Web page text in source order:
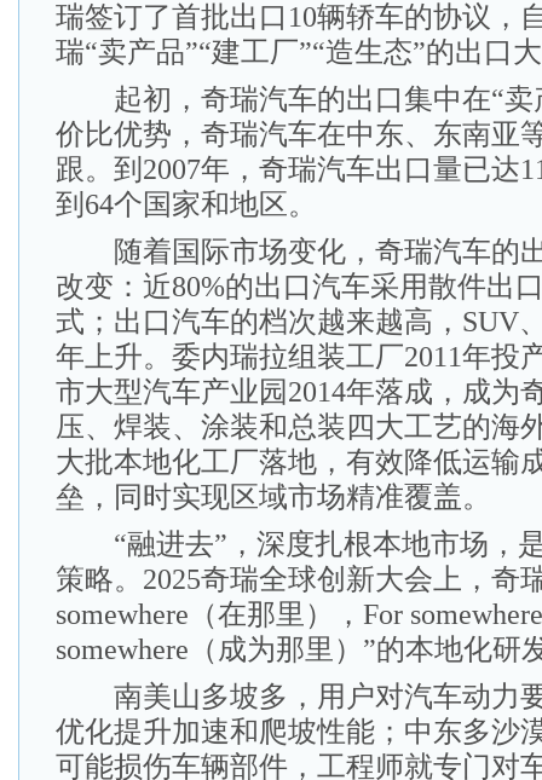
瑞签订了首批出口10辆轿车的协议，
瑞“卖产品”“建工厂”“造生态”的出口
起初，奇瑞汽车的出口集中在“卖
价比优势，奇瑞汽车在中东、东南亚
跟。到2007年，奇瑞汽车出口量已达
到64个国家和地区。
随着国际市场变化，奇瑞汽车的
改变：近80%的出口汽车采用散件出
式；出口汽车的档次越来越高，SUV
年上升。委内瑞拉组装工厂2011年投
市大型汽车产业园2014年落成，成为
压、焊装、涂装和总装四大工艺的
大批本地化工厂落地，有效降低运输
垒，同时实现区域市场精准覆盖。
“融进去”，深度扎根本地市场，
策略。2025奇瑞全球创新大会上，奇
somewhere（在那里），For
somewhere（成为那里）”的本地化研
南美山多坡多，用户对汽车动力
优化提升加速和爬坡性能；中东多沙
可能损伤车辆部件，工程师就专门对